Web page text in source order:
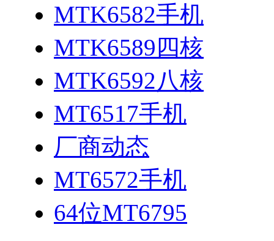
MTK6582手机
MTK6589四核
MTK6592八核
MT6517手机
厂商动态
MT6572手机
64位MT6795